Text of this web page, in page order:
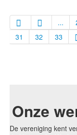
...
31
32 33
Onze
De vereniging kent